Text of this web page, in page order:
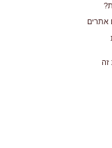
אתרים
זה